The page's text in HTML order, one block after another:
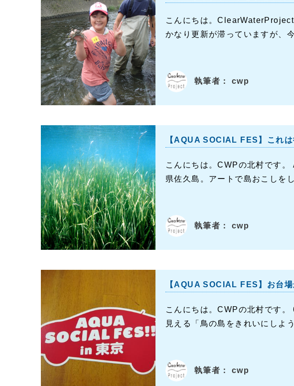
こんにちは。
かなり更新が滞っていますが、
執筆者： cwp
【AQUA SOCIAL FES】これ
こんにちは。CWPの北村です
県佐久島。アートで島おこしを
執筆者： cwp
【AQUA SOCIAL FES】お台
こんにちは。CWPの北村です
見える「鳥の島をきれいにしよ
執筆者： cwp